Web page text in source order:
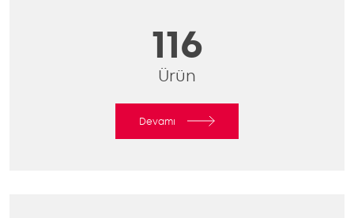
116
Ürün
Devamı